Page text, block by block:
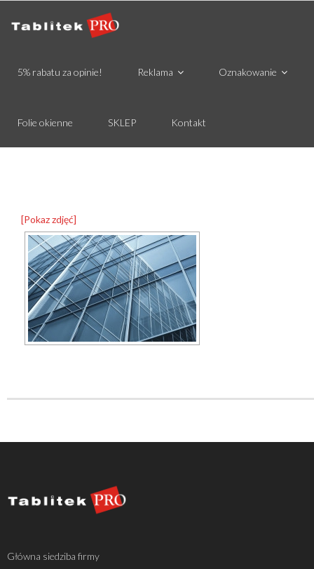
5% rabatu za opinie! Reklama Oznakowanie
Folie okienne SKLEP Kontakt
[Pokaz zdjęć]
Główna siedziba firmy